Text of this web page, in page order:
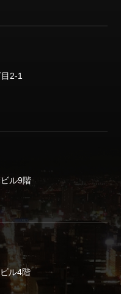
2-1
ル9階
ル4階